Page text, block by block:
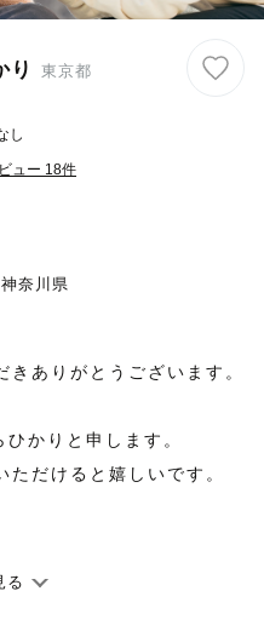
り 東京都
し
ュー 18件
神奈川県
ありがとうございます。
かりと申します。
だけると嬉しいです。
真が得意です。
る